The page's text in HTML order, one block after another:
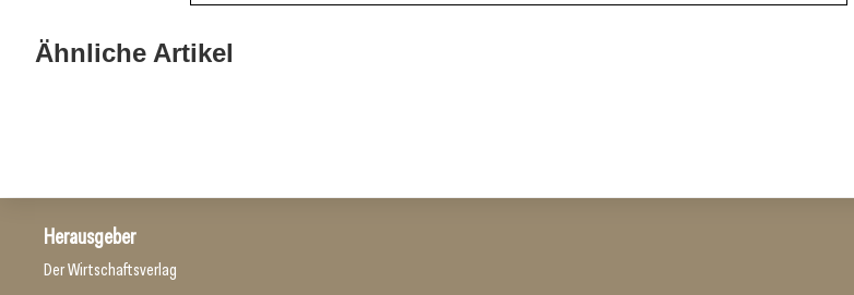
Ähnliche Artikel
War die Fußball-WM 2026 für Ihren
Herausgeber
Der Wirtschaftsverlag